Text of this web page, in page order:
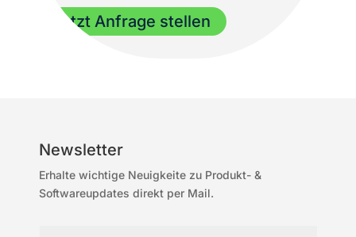
Jetzt Anfrage stellen
Newsletter
Erhalte wichtige Neuigkeite zu Produkt- &
Softwareupdates direkt per Mail.